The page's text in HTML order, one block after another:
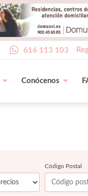
616 113 103
Conócenos
Código Postal